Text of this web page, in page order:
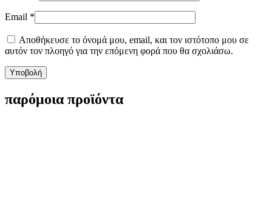
Email *
Αποθήκευσε το όνομά μου, email, και τον ιστότοπο μου σε
αυτόν τον πλοηγό για την επόμενη φορά που θα σχολιάσω.
παρόμοια προϊόντα